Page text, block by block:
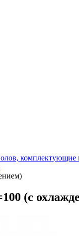
комплектующие
(с